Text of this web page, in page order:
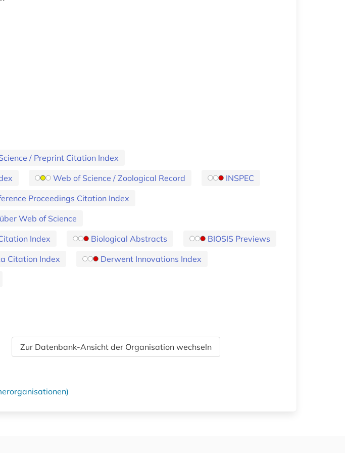
/ Preprint Citation Index
Web of Science / Zoological Record
INSPEC
Proceedings Citation Index
Web of Science
Index Biological Abstracts
BIOSIS Previews
Citation Index
Derwent Innovations Index
Zur Datenbank-Ansicht der Organisation wechseln